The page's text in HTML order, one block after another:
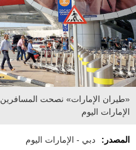
«طيران الإمارات» نصحت
الإمارات اليوم
المصدر: دبي - الإمارات اليوم